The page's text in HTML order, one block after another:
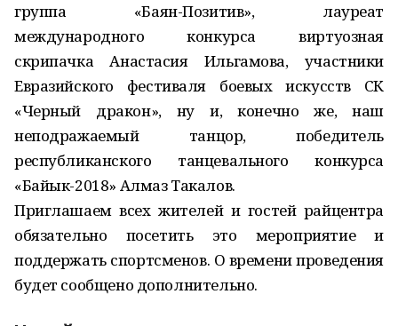
группа «Баян-Позитив», лауреат
международного конкурса виртуозная
скрипачка Анастасия Ильгамова, участники
Евразийского фестиваля боевых искусств СК
«Черный дракон», ну и, конечно же, наш
неподражаемый танцор, победитель
республиканского танцевального конкурса
«Байык-2018» Алмаз Такалов.
Приглашаем всех жителей и гостей райцентра
обязательно посетить это мероприятие и
поддержать спортсменов. О времени проведения
будет сообщено дополнительно.